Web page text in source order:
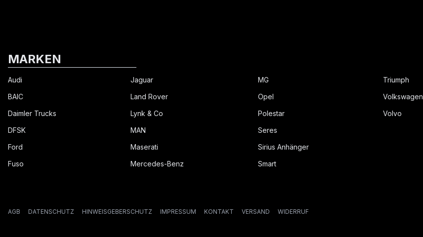
MARKEN
Audi
BAIC
Daimler Trucks
DFSK
Ford
Fuso
Jaguar
Land Rover
Lynk & Co
MAN
Maserati
Mercedes-Benz
MG
Opel
Polestar
Seres
Sirius Anhänger
Smart
Triumph
Volkswagen
Volvo
AGB DATENSCHUTZ HINWEISGEBERSCHUTZ IMPRESSUM KONTAKT VERSAND WIDERRUF